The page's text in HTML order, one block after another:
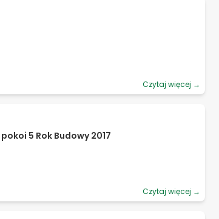
Czytaj więcej →
5 Rok Budowy 2017
Czytaj więcej →